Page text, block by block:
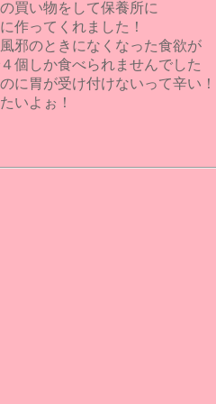
買い物をして保養所に
作ってくれました！
邪のときになくなった食欲が
個しか食べられませんでした
に胃が受け付けないって辛い
いよぉ！